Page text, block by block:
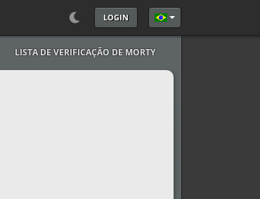
LOGIN Selecione seu Idioma
LISTA DE VERIFICAÇÃO DE MORTY